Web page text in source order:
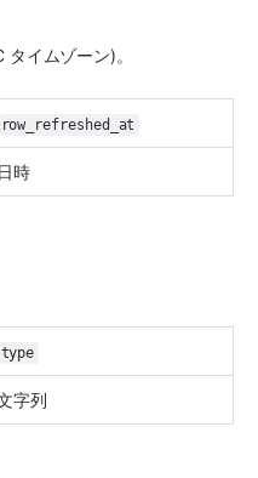
イムゾーン)。
row_refreshed_at
日時
type
字列